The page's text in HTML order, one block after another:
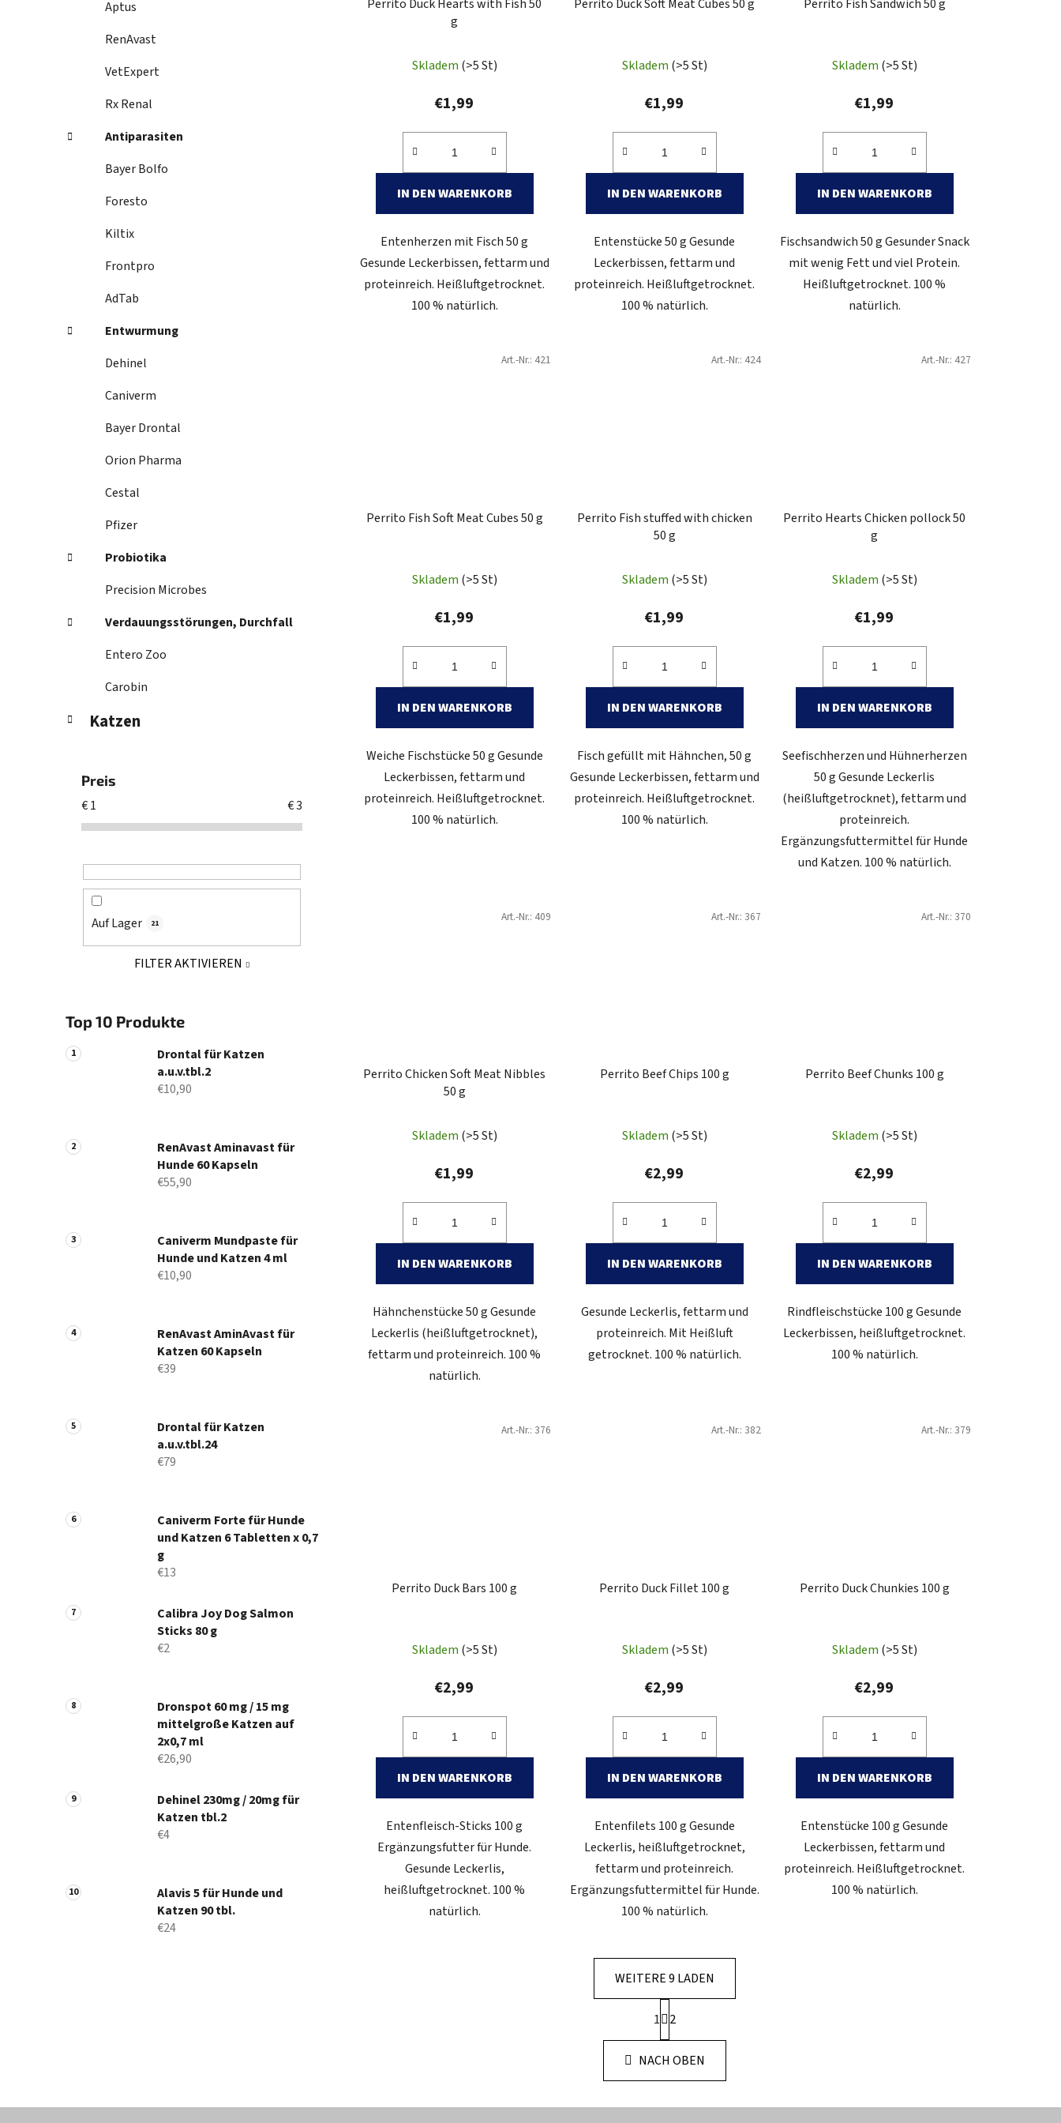
Aptus
RenAvast
VetExpert
Rx Renal
Antiparasiten
Bayer Bolfo
Foresto
Kiltix
Frontpro
AdTab
Entwurmung
Dehinel
Caniverm
Bayer Drontal
Orion Pharma
Cestal
Pfizer
Probiotika
Precision Microbes
Verdauungsstörungen, Durchfall
Entero Zoo
Carobin
Katzen
Preis
€1 €3
Auf Lager 21
FILTER AKTIVIEREN
Top 10 Produkte
Drontal für Katzen
a.u.v.tbl.2
€10,90
RenAvast Aminavast für
Hunde 60 Kapseln
€55,90
Caniverm Mundpaste für
Hunde und Katzen 4 ml
€10,90
RenAvast AminAvast für
Katzen 60 Kapseln
€39
Drontal für Katzen
a.u.v.tbl.24
€79
Caniverm Forte für Hunde
und Katzen 6 Tabletten x 0,7
g
€13
Calibra Joy Dog Salmon
Sticks 80 g
€2
Dronspot 60 mg / 15 mg
mittelgroße Katzen auf
2x0,7 ml
€26,90
Dehinel 230mg / 20mg für
Katzen tbl.2
€4
Alavis 5 für Hunde und
Katzen 90 tbl.
€24
Perrito Duck Hearts with Fish 50
g
Skladem (>5 St)
€1,99
IN DEN WARENKORB
Entenherzen mit Fisch 50 g
Gesunde Leckerbissen, fettarm und
proteinreich. Heißluftgetrocknet.
100 % natürlich.
Perrito Duck Soft Meat Cubes 50 g
Skladem (>5 St)
€1,99
IN DEN WARENKORB
Entenstücke 50 g Gesunde
Leckerbissen, fettarm und
proteinreich. Heißluftgetrocknet.
100 % natürlich.
Perrito Fish Sandwich 50 g
Skladem (>5 St)
€1,99
IN DEN WARENKORB
Fischsandwich 50 g Gesunder Snack
mit wenig Fett und viel Protein.
Heißluftgetrocknet. 100 %
natürlich.
Perrito Fish Soft Meat Cubes 50 g
Skladem (>5 St)
€1,99
IN DEN WARENKORB
Weiche Fischstücke 50 g Gesunde
Leckerbissen, fettarm und
proteinreich. Heißluftgetrocknet.
100 % natürlich.
Art.-Nr.: 421
Perrito Fish stuffed with chicken
50 g
Skladem (>5 St)
€1,99
IN DEN WARENKORB
Fisch gefüllt mit Hähnchen, 50 g
Gesunde Leckerbissen, fettarm und
proteinreich. Heißluftgetrocknet.
100 % natürlich.
Art.-Nr.: 424
Perrito Hearts Chicken pollock 50
g
Skladem (>5 St)
€1,99
IN DEN WARENKORB
Seefischherzen und Hühnerherzen
50 g Gesunde Leckerlis
(heißluftgetrocknet), fettarm und
proteinreich.
Ergänzungsfuttermittel für Hunde
und Katzen. 100 % natürlich.
Art.-Nr.: 427
Perrito Chicken Soft Meat Nibbles
50 g
Skladem (>5 St)
€1,99
IN DEN WARENKORB
Hähnchenstücke 50 g Gesunde
Leckerlis (heißluftgetrocknet),
fettarm und proteinreich. 100 %
natürlich.
Art.-Nr.: 409
Perrito Beef Chips 100 g
Skladem (>5 St)
€2,99
IN DEN WARENKORB
Gesunde Leckerlis, fettarm und
proteinreich. Mit Heißluft
getrocknet. 100 % natürlich.
Art.-Nr.: 367
Perrito Beef Chunks 100 g
Skladem (>5 St)
€2,99
IN DEN WARENKORB
Rindfleischstücke 100 g Gesunde
Leckerbissen, heißluftgetrocknet.
100 % natürlich.
Art.-Nr.: 370
Perrito Duck Bars 100 g
Skladem (>5 St)
€2,99
IN DEN WARENKORB
Entenfleisch-Sticks 100 g
Ergänzungsfutter für Hunde.
Gesunde Leckerlis,
heißluftgetrocknet. 100 %
natürlich.
Art.-Nr.: 376
Perrito Duck Fillet 100 g
Skladem (>5 St)
€2,99
IN DEN WARENKORB
Entenfilets 100 g Gesunde
Leckerlis, heißluftgetrocknet,
fettarm und proteinreich.
Ergänzungsfuttermittel für Hunde.
100 % natürlich.
Art.-Nr.: 382
Perrito Duck Chunkies 100 g
Skladem (>5 St)
€2,99
IN DEN WARENKORB
Entenstücke 100 g Gesunde
Leckerbissen, fettarm und
proteinreich. Heißluftgetrocknet.
100 % natürlich.
Art.-Nr.: 379
S
t
e
u
r
WEITERE 9 LADEN
P
a
g
n
i
r
1 2
NACH OBEN